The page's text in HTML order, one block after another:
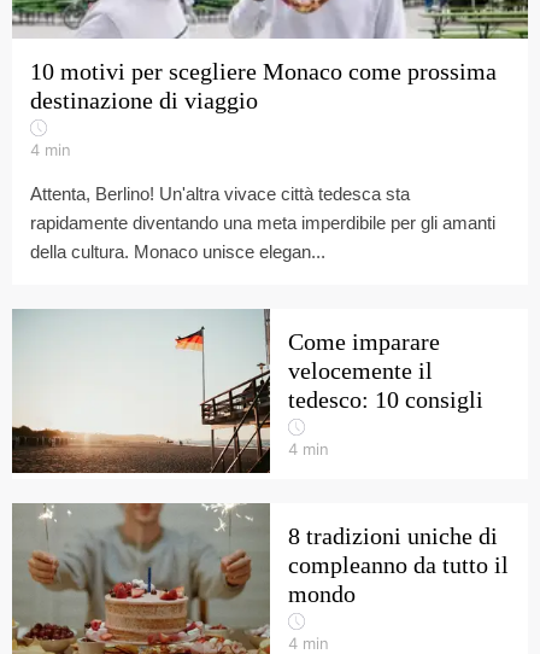
10 motivi per scegliere Monaco come prossima
destinazione di viaggio
4 min
Attenta, Berlino! Un'altra vivace città tedesca sta
rapidamente diventando una meta imperdibile per gli amanti
della cultura. Monaco unisce elegan...
Come imparare
velocemente il
tedesco: 10 consigli
4 min
8 tradizioni uniche di
compleanno da tutto il
mondo
4 min